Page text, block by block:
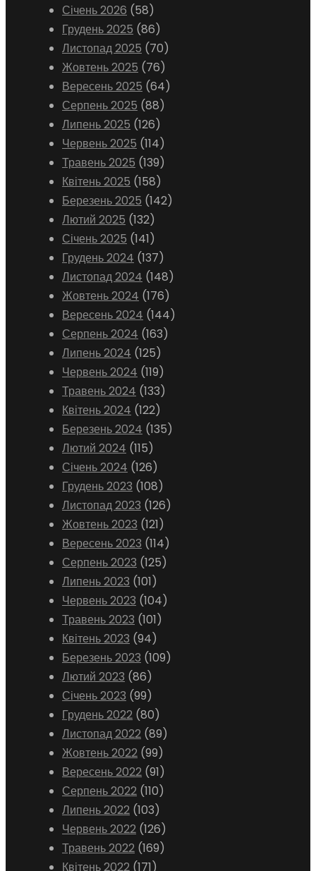
Січень 2026 (58)
Грудень 2025 (86)
Листопад 2025 (70)
Жовтень 2025 (76)
Вересень 2025 (64)
Серпень 2025 (88)
Липень 2025 (126)
Червень 2025 (114)
Травень 2025 (139)
Квітень 2025 (158)
Березень 2025 (142)
Лютий 2025 (132)
Січень 2025 (141)
Грудень 2024 (137)
Листопад 2024 (148)
Жовтень 2024 (176)
Вересень 2024 (144)
Серпень 2024 (163)
Липень 2024 (125)
Червень 2024 (119)
Травень 2024 (133)
Квітень 2024 (122)
Березень 2024 (135)
Лютий 2024 (115)
Січень 2024 (126)
Грудень 2023 (108)
Листопад 2023 (126)
Жовтень 2023 (121)
Вересень 2023 (114)
Серпень 2023 (125)
Липень 2023 (101)
Червень 2023 (104)
Травень 2023 (101)
Квітень 2023 (94)
Березень 2023 (109)
Лютий 2023 (86)
Січень 2023 (99)
Грудень 2022 (80)
Листопад 2022 (89)
Жовтень 2022 (99)
Вересень 2022 (91)
Серпень 2022 (110)
Липень 2022 (103)
Червень 2022 (126)
Травень 2022 (169)
Квітень 2022 (171)